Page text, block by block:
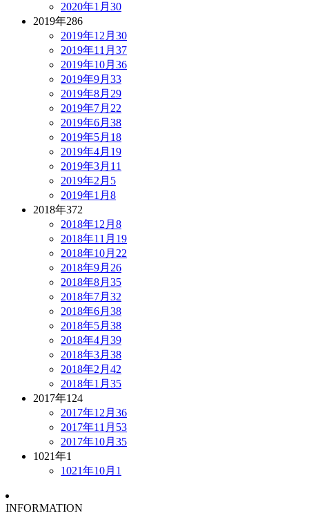
2020年1月 30
2019年286
2019年12月 30
2019年11月 37
2019年10月 36
2019年9月 33
2019年8月 29
2019年7月 22
2019年6月 38
2019年5月 18
2019年4月 19
2019年3月 11
2019年2月 5
2019年1月 8
2018年372
2018年12月 8
2018年11月 19
2018年10月 22
2018年9月 26
2018年8月 35
2018年7月 32
2018年6月 38
2018年5月 38
2018年4月 39
2018年3月 38
2018年2月 42
2018年1月 35
2017年124
2017年12月 36
2017年11月 53
2017年10月 35
1021年1
1021年10月 1
INFORMATION